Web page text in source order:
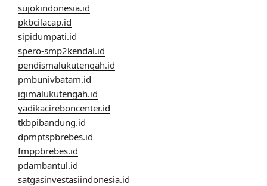
sujokindonesia.id
pkbcilacap.id
sipidumpati.id
spero-smp2kendal.id
pendismalukutengah.id
pmbunivbatam.id
igimalukutengah.id
yadikacireboncenter.id
tkbpibandung.id
dpmptspbrebes.id
fmppbrebes.id
pdambantul.id
satgasinvestasiindonesia.id